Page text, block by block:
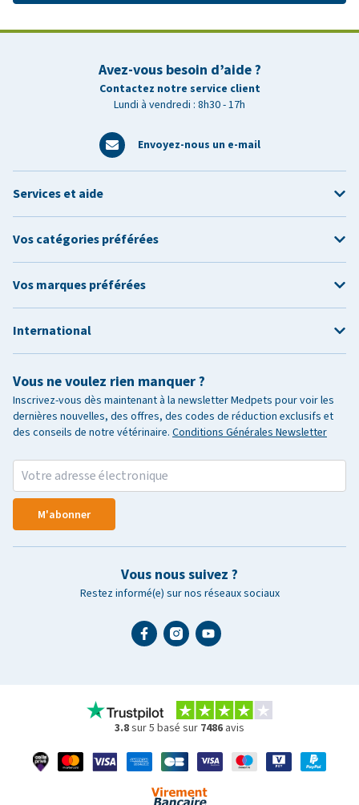
Avez-vous besoin d’aide ?
Contactez notre service client
Lundi à vendredi : 8h30 - 17h
Envoyez-nous un e-mail
Vous ne voulez rien manquer ?
Inscrivez-vous dès maintenant à la newsletter Medpets pour voir les
dernières nouvelles, des offres, des codes de réduction exclusifs et
des conseils de notre vétérinaire. Conditions Générales Newsletter
M'abonner
Vous nous suivez ?
Restez informé(e) sur nos réseaux sociaux
Services et aide
Vos catégories préférées
Vos marques préférées
International
3.8sur 5 basé sur 7486 avis